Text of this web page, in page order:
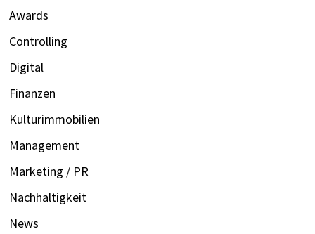
Awards
Controlling
Digital
Finanzen
Kulturimmobilien
Management
Marketing / PR
Nachhaltigkeit
News